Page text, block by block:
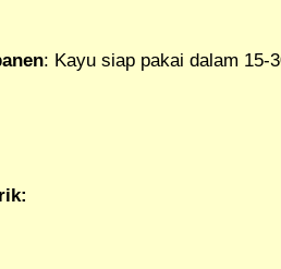
: Kayu siap pakai dalam 15-